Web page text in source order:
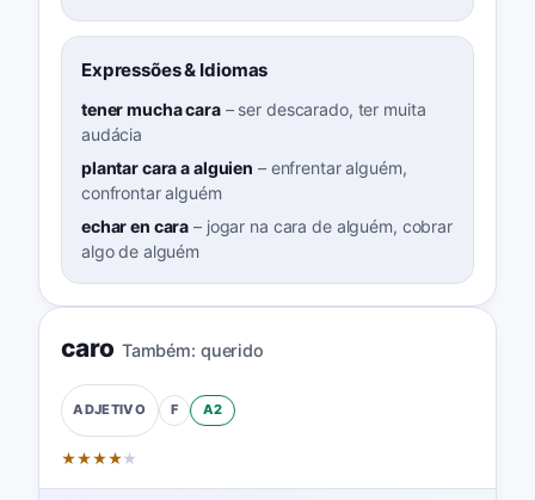
Expressões & Idiomas
tener mucha cara– ser descarado, ter muita
audácia
plantar cara a alguien – enfrentar alguém,
confrontar alguém
echar en cara – jogar na cara de alguém, cobrar
algo de alguém
caro Também: querido
ADJETIVO F A2
★★★★★